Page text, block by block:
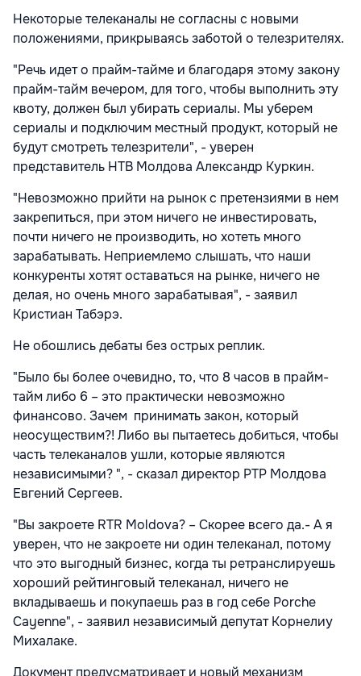
Некоторые телеканалы не согласны с новыми
положениями, прикрываясь заботой о телезрителях.
"Речь идет о прайм-тайме и благодаря этому закону
прайм-тайм вечером, для того, чтобы выполнить эту
квоту, должен был убирать сериалы. Мы уберем
сериалы и подключим местный продукт, который не
будут смотреть телезрители", - уверен
представитель НТВ Молдова Александр Куркин.
"Невозможно прийти на рынок с претензиями в нем
закрепиться, при этом ничего не инвестировать,
почти ничего не производить, но хотеть много
зарабатывать. Неприемлемо слышать, что наши
конкуренты хотят оставаться на рынке, ничего не
делая, но очень много зарабатывая", - заявил
Кристиан Табэрэ.
Не обошлись дебаты без острых реплик.
"Было бы более очевидно, то, что 8 часов в прайм-
тайм либо 6 – это практически невозможно
финансово. Зачем принимать закон, который
неосуществим?! Либо вы пытаетесь добиться, чтобы
часть телеканалов ушли, которые являются
независимыми? ", - сказал директор РТР Молдова
Евгений Сергеев.
"Вы закроете RTR Moldova? – Скорее всего да.- А я
уверен, что не закроете ни один телеканал, потому
что это выгодный бизнес, когда ты ретранслируешь
хороший рейтинговый телеканал, ничего не
вкладываешь и покупаешь раз в год себе Porche
Cayenne", - заявил независимый депутат Корнелиу
Михалаке.
Документ предусматривает и новый механизм